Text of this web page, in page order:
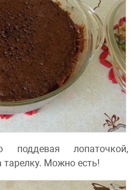
поддевая лопаточкой,
Можно есть!